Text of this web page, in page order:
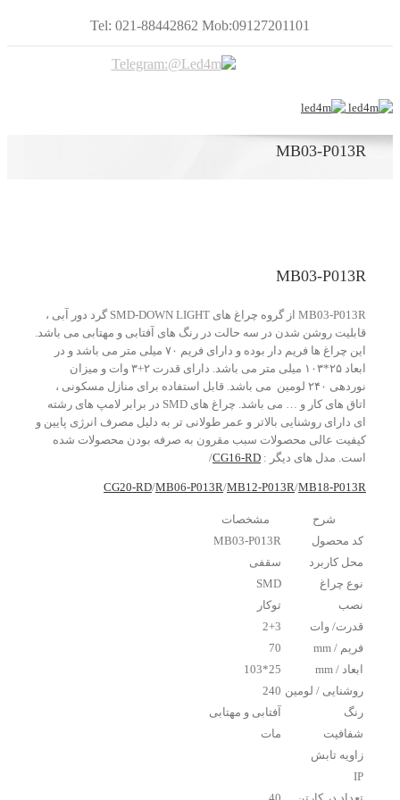
Tel: 021-88442862 Mob:09127201101
MB03-P013R
MB03-P013R
MB03-P013R از گروه چراغ های SMD-DOWN LIGHT گرد دور آبی ،
قابلیت روشن شدن در سه حالت در رنگ های آفتابی و مهتابی می باشد.
این چراغ ها فریم دار بوده و دارای فریم ۷۰ میلی متر می باشد و در
ابعاد ۲۵*۱۰۳ میلی متر می باشد. دارای قدرت ۲+۳ وات و میزان
نوردهی ۲۴۰ لومین می باشد. قابل استفاده برای منازل مسکونی ،
اتاق های کار و … می باشد. چراغ های SMD در برابر لامپ های رشته
ای دارای روشنایی بالاتر و عمر طولانی تر به دلیل مصرف انرژی پایین و
کیفیت عالی محصولات سبب مقرون به صرفه بودن محصولات شده
است. مدل های دیگر : CG16-RD
/
CG20-RD/MB06-P013R/MB12-P013R/MB18-P013R
شرح
مشخصات
کد محصول
MB03-P013R
محل کاربرد
سقفی
نوع چراغ
SMD
نصب
توکار
قدرت/ وات
2+3
فریم / mm
70
ابعاد / mm
25*103
روشنایی / لومین 240
رنگ
آفتابی و مهتابی
شفافیت
مات
زاویه تابش
IP